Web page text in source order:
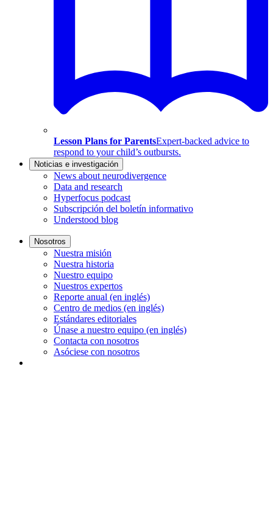
Lesson Plans for ParentsExpert-backed advice to
respond to your child’s outbursts.
Noticias e investigación
News about neurodivergence
Data and research
Hyperfocus podcast
Subscripción del boletín informativo
Understood blog
Nosotros
Nuestra misión
Nuestra historia
Nuestro equipo
Nuestros expertos
Reporte anual (en inglés)
Centro de medios (en inglés)
Estándares editoriales
Únase a nuestro equipo (en inglés)
Contacta con nosotros
Asóciese con nosotros